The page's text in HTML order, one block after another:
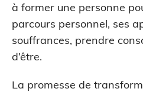
à former une personne
parcours personnel, ses
souffrances, prendre
d’être.
La promesse de